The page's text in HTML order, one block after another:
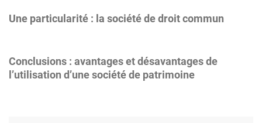
Une particularité : la société de droit commun
Conclusions : avantages et désavantages de
l’utilisation d’une société de patrimoine